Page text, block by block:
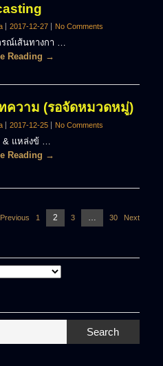
2017-12-27 No Comments
รณ์เส้นทางกา …
Reading →
ความ (รอจัดหมวดหมู่)
2017-12-25 No Comments
& แหล่งข้ …
Reading →
Previous Page
1 Page
2 Page
3 … Page
30 Next
Search